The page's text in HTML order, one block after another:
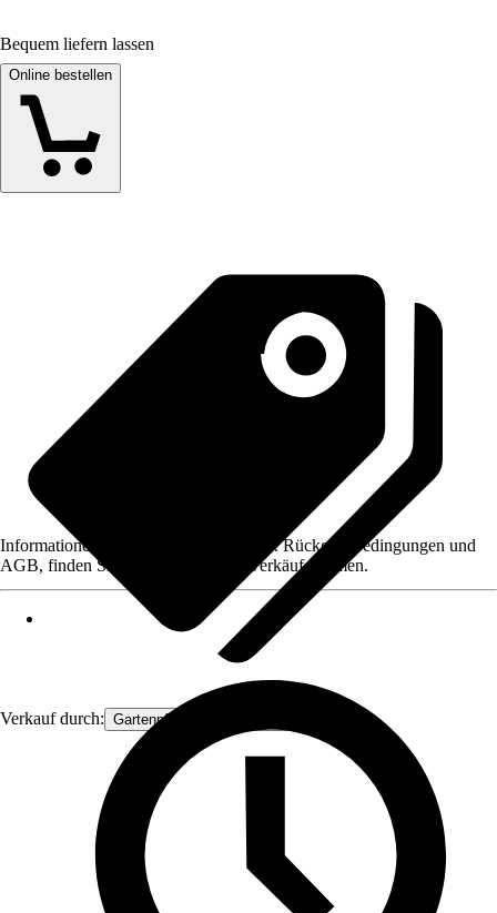
Bequem liefern lassen
Online bestellen
Verkauf durch: Gartenpflanzen Ammerland
Informationen des Verkäufers, wie z. B. Rückgabebedingungen und
AGB, finden Sie bei Klick auf den Verkäufernamen.